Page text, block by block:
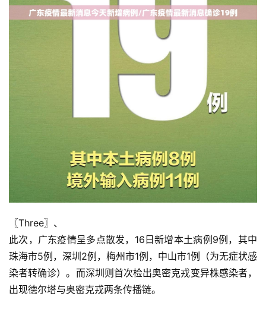
〖Three〗、
此次，广东疫情呈多点散发，16日新增本土病例9例，其中
珠海市5例，深圳2例，梅州市1例，中山市1例（为无症状感
染者转确诊）。而深圳则首次检出奥密克戎变异株感染者，
出现德尔塔与奥密克戎两条传播链。